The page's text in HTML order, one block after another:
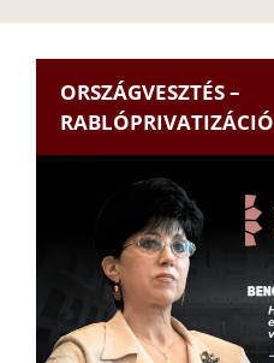
ORSZÁGVESZTÉS –
RABLÓPRIVATIZÁCIÓ